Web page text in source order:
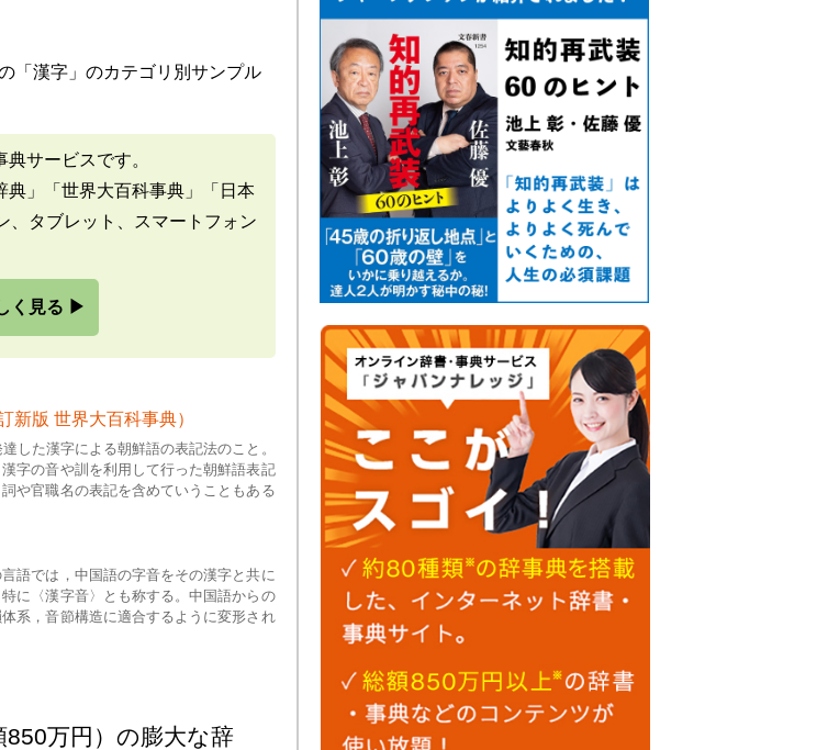
「漢字」のカテゴリ別サンプル
サービスです。
典」「世界大百科事典」「日本
、タブレット、スマートフォン
く見る ▶
新版 世界大百科事典）
した漢字による朝鮮語の表記法のこと。
字の音や訓を利用して行った朝鮮語表記
や官職名の表記を含めていうこともある
語では，中国語の字音をその漢字と共に
に〈漢字音〉とも称する。中国語からの
系，音節構造に適合するように変形され
万円）の膨大な辞